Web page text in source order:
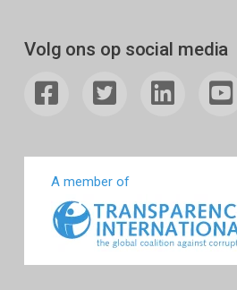
Volg ons op social media
A member of